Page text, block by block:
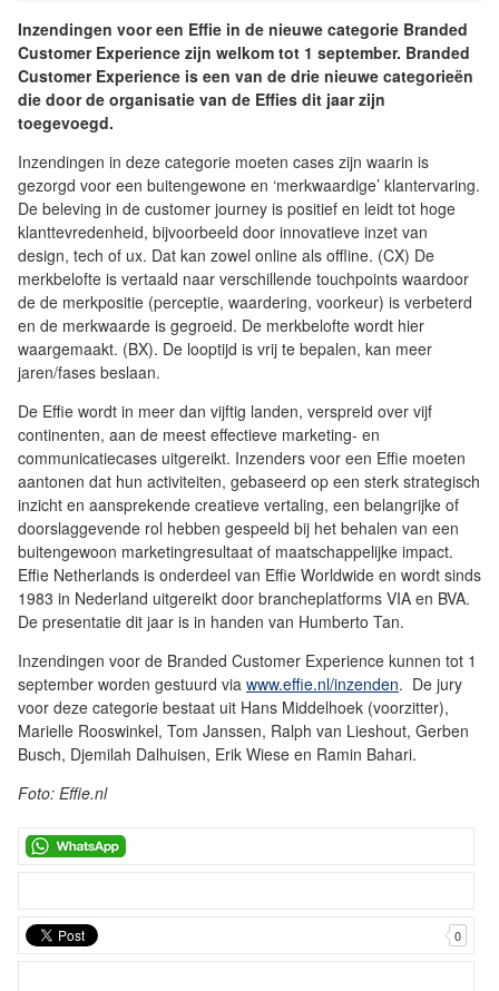
Inzendingen voor een Effie in de nieuwe categorie Branded
Customer Experience zijn welkom tot 1 september. Branded
Customer Experience is een van de drie nieuwe categorieën
die door de organisatie van de Effies dit jaar zijn
toegevoegd.
Inzendingen in deze categorie moeten cases zijn waarin is
gezorgd voor een buitengewone en ‘merkwaardige’ klantervaring.
De beleving in de customer journey is positief en leidt tot hoge
klanttevredenheid, bijvoorbeeld door innovatieve inzet van
design, tech of ux. Dat kan zowel online als offline. (CX) De
merkbelofte is vertaald naar verschillende touchpoints waardoor
de de merkpositie (perceptie, waardering, voorkeur) is verbeterd
en de merkwaarde is gegroeid. De merkbelofte wordt hier
waargemaakt. (BX). De looptijd is vrij te bepalen, kan meer
jaren/fases beslaan.
De Effie wordt in meer dan vijftig landen, verspreid over vijf
continenten, aan de meest effectieve marketing- en
communicatiecases uitgereikt. Inzenders voor een Effie moeten
aantonen dat hun activiteiten, gebaseerd op een sterk strategisch
inzicht en aansprekende creatieve vertaling, een belangrijke of
doorslaggevende rol hebben gespeeld bij het behalen van een
buitengewoon marketingresultaat of maatschappelijke impact.
Effie Netherlands is onderdeel van Effie Worldwide en wordt sinds
1983 in Nederland uitgereikt door brancheplatforms VIA en BVA.
De presentatie dit jaar is in handen van Humberto Tan.
Inzendingen voor de Branded Customer Experience kunnen tot 1
september worden gestuurd via www.effie.nl/inzenden. De jury
voor deze categorie bestaat uit Hans Middelhoek (voorzitter),
Marielle Rooswinkel, Tom Janssen, Ralph van Lieshout, Gerben
Busch, Djemilah Dalhuisen, Erik Wiese en Ramin Bahari.
Foto: Effie.nl
0